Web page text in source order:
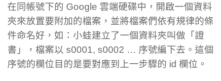
在同帳號下的 Google 雲端硬碟中，開啟一個資料
夾來放置要附加的檔案，並將檔案們依有規律的條
件命名好，如：小蛙建立了一個資料夾叫做「證
書」，檔案以 s0001, s0002 … 序號編下去。這個
序號的欄位目的是要對應到上一步驟的 id 欄位。